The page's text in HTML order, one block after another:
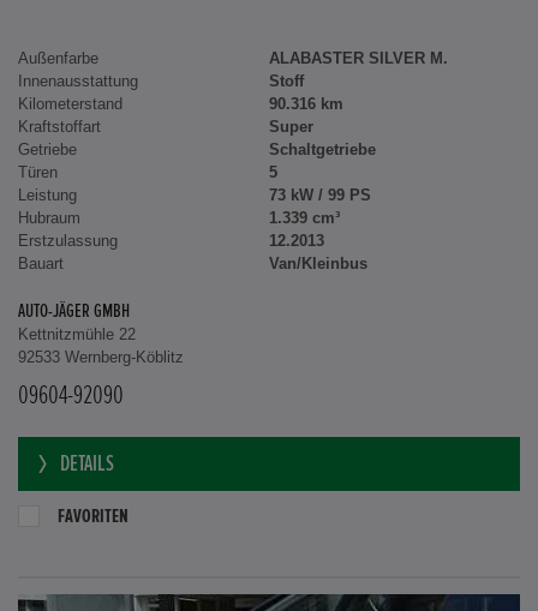
Außenfarbe
ALABASTER SILVER M.
Innenausstattung
Stoff
Kilometerstand
90.316 km
Kraftstoffart
Super
Getriebe
Schaltgetriebe
Türen
5
Leistung
73 kW / 99 PS
Hubraum
1.339 cm³
Erstzulassung
12.2013
Bauart
Van/Kleinbus
AUTO-JÄGER GMBH
Kettnitzmühle 22
92533 Wernberg-Köblitz
09604-92090
DETAILS
FAVORITEN